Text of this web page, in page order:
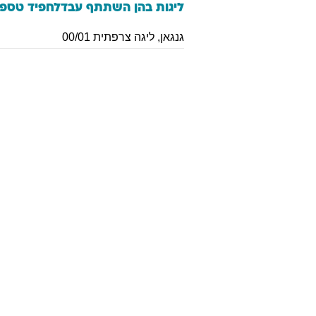
ליגות בהן השתתף עבדלחפיד
גנגאן, ליגה צרפתית 00/01